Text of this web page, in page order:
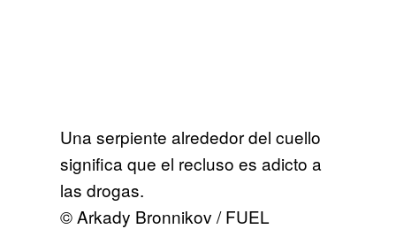
Una serpiente alrededor del cuello
significa que el recluso es adicto a
las drogas.
© Arkady Bronnikov / FUEL